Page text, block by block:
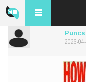
Puncs
2026-